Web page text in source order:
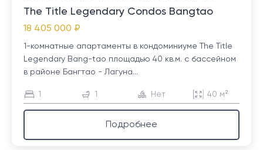
The Title Legendary Condos Bangtao
18 405 000 ₽
1-комнатные апартаменты в кондоминиуме The Title
Legendary Bang-tao площадью 40 кв.м. с бассейном
в районе Бангтао - Лагуна...
1 1 Нет 40 м²
Подробнее